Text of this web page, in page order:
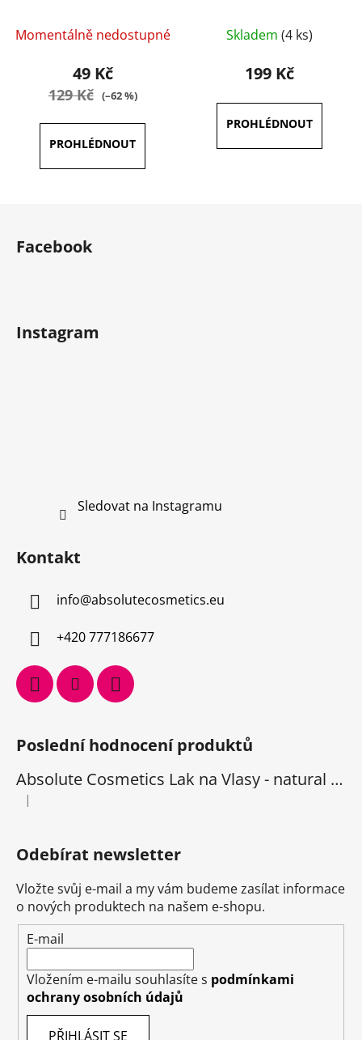
Momentálně nedostupné
49 Kč
129 Kč (–62 %)
hodnocení
produktu
3,7
z
5
Skladem (4 ks)
199 Kč
Facebook
Instagram
Sledovat na Instagramu
Kontakt
info@absolutecosmetics.eu
+420 777186677
Poslední hodnocení produktů
Absolute Cosmetics Lak na Vlasy - natural 1000 ml
Hodnocení produktu je 5 z 5 hvězdiček.
|
Odebírat newsletter
Vložte svůj e-mail a my vám budeme zasílat informace
o nových produktech na našem e-shopu.
E-mail
Vložením e-mailu souhlasíte s podmínkami
ochrany osobních údajů
PŘIHLÁSIT SE